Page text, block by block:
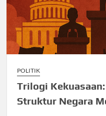
POLITIK
Trilogi
Struktur Negara